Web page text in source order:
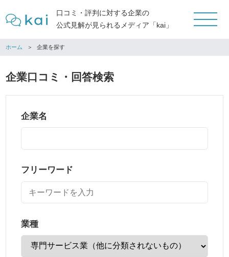
口コミ・評判に対する企業の
公式見解が見られるメディア「kai」
ホーム 企業を探す
企業口コミ・回答検索
企業名
フリーワード
業種